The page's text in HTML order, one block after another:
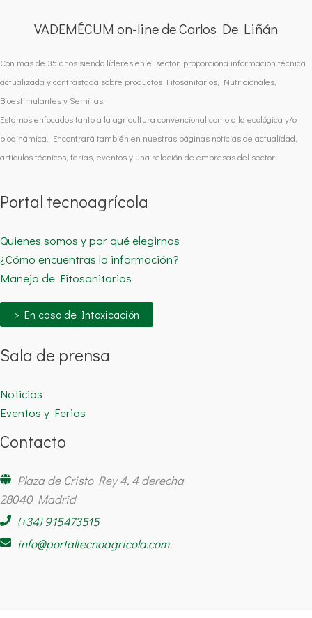
VADEMÉCUM on-line de Carlos De Liñán
Con más de 35 años siendo líderes en el sector, proporciona información técnica
actualizada y contrastada sobre productos Fitosanitarios, Nutricionales,
Bioestimulantes y Semillas.
Estamos enfocados tanto a la agricultura convencional como a la ecológica y/o
biodinámica. Encontrará también en nuestras páginas noticias de actualidad,
artículos técnicos, ferias, eventos y una relación de empresas del sector.
Portal tecnoagrícola
Quienes somos y por qué elegirnos
¿Cómo encuentras la información?
Manejo de Fitosanitarios
> En caso de Intoxicación
Sala de prensa
Noticias
Eventos y Ferias
Contacto
Plaza de Cristo Rey 4, 4 derecha
28040 Madrid
(+34) 915473515
info@portaltecnoagricola.com